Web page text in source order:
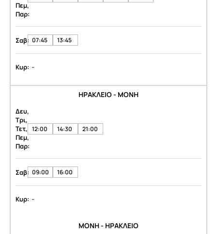
Πεμ,
Παρ:
Σαβ: 07:45 13:45
Κυρ: -
ΗΡΑΚΛΕΙΟ - ΜΟΝΗ
Δευ,
Τρι,
Τετ,
Πεμ,
Παρ:
12:00 14:30 21:00
Σαβ: 09:00 16:00
Κυρ: -
ΜΟΝΗ - ΗΡΑΚΛΕΙΟ